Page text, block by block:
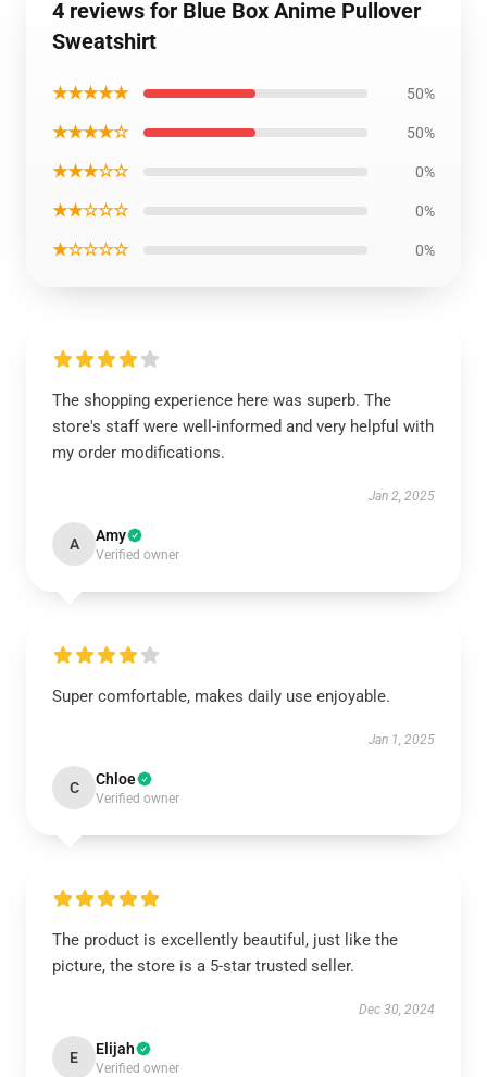
4 reviews for Blue Box Anime Pullover
Sweatshirt
★★★★★ 50%
★★★★☆ 50%
★★★☆☆ 0%
★★☆☆☆ 0%
★☆☆☆☆ 0%
The shopping experience here was superb. The
store's staff were well-informed and very helpful with
my order modifications.
Jan 2, 2025
A Amy
Verified owner
Super comfortable, makes daily use enjoyable.
Jan 1, 2025
C Chloe
Verified owner
The product is excellently beautiful, just like the
picture, the store is a 5-star trusted seller.
Dec 30, 2024
E Elijah
Verified owner